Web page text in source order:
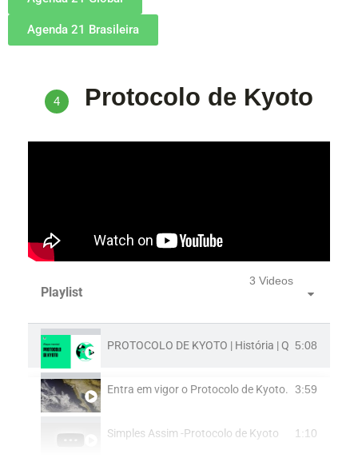
Agenda 21 Brasileira
4 Protocolo de Kyoto
Playlist
3 Videos
PROTOCOLO DE KYOTO | História | Quer Que
5:08
Entra em vigor o Protocolo de Kyoto. 3:59
Simples Assim -Protocolo de Kyoto 1:10